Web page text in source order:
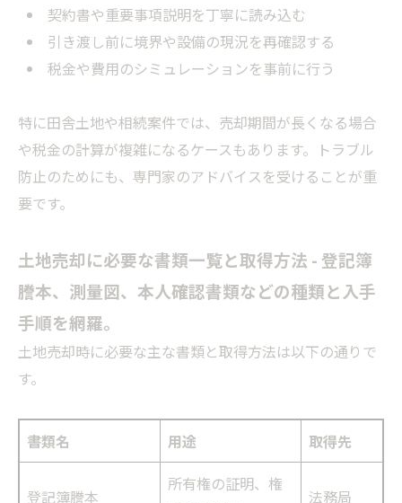
契約書や重要事項説明を丁寧に読み込む
引き渡し前に境界や設備の現況を再確認する
税金や費用のシミュレーションを事前に行う
特に田舎土地や相続案件では、売却期間が長くなる場合
や税金の計算が複雑になるケースもあります。トラブル
防止のためにも、専門家のアドバイスを受けることが重
要です。
土地売却に必要な書類一覧と取得方法 - 登記簿
謄本、測量図、本人確認書類などの種類と入手
手順を網羅。
土地売却時に必要な主な書類と取得方法は以下の通りで
す。
書類名 用途 取得先
登記簿謄本
所有権の証明、権
法務局